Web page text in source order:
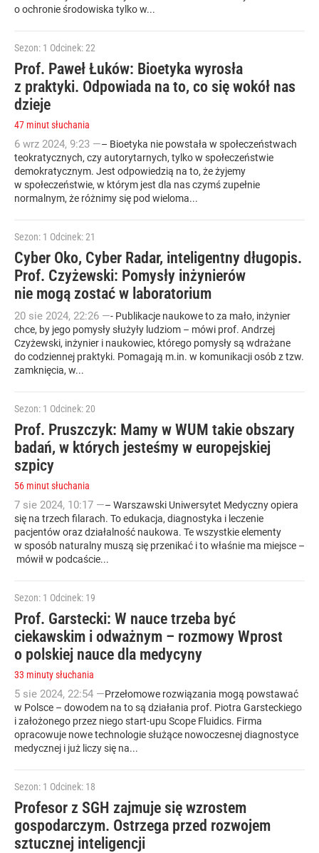
o ochronie środowiska tylko w...
Sezon: 1 Odcinek: 22
Prof. Paweł Łuków: Bioetyka wyrosła
z praktyki. Odpowiada na to, co się wokół nas
dzieje
47 minut słuchania
6 wrz 2024, 9:23 —– Bioetyka nie powstała w społeczeństwach
teokratycznych, czy autorytarnych, tylko w społeczeństwie
demokratycznym. Jest odpowiedzią na to, że żyjemy
w społeczeństwie, w którym jest dla nas czymś zupełnie
normalnym, że różnimy się pod wieloma...
Sezon: 1 Odcinek: 21
Cyber Oko, Cyber Radar, inteligentny długopis.
Prof. Czyżewski: Pomysły inżynierów
nie mogą zostać w laboratorium
20 sie 2024, 22:26 —- Publikacje naukowe to za mało, inżynier
chce, by jego pomysły służyły ludziom – mówi prof. Andrzej
Czyżewski, inżynier i naukowiec, którego pomysły są wdrażane
do codziennej praktyki. Pomagają m.in. w komunikacji osób z tzw.
zamknięcia, w...
Sezon: 1 Odcinek: 20
Prof. Pruszczyk: Mamy w WUM takie obszary
badań, w których jesteśmy w europejskiej
szpicy
56 minut słuchania
7 sie 2024, 10:17 —– Warszawski Uniwersytet Medyczny opiera
się na trzech filarach. To edukacja, diagnostyka i leczenie
pacjentów oraz działalność naukowa. Te wszystkie elementy
w sposób naturalny muszą się przenikać i to właśnie ma miejsce –
mówił w podcaście...
Sezon: 1 Odcinek: 19
Prof. Garstecki: W nauce trzeba być
ciekawskim i odważnym – rozmowy Wprost
o polskiej nauce dla medycyny
33 minuty słuchania
5 sie 2024, 22:54 —Przełomowe rozwiązania mogą powstawać
w Polsce – dowodem na to są działania prof. Piotra Garsteckiego
i założonego przez niego start-upu Scope Fluidics. Firma
opracowuje nowe technologie służące nowoczesnej diagnostyce
medycznej i już liczy się na...
Sezon: 1 Odcinek: 18
Profesor z SGH zajmuje się wzrostem
gospodarczym. Ostrzega przed rozwojem
sztucznej inteligencji